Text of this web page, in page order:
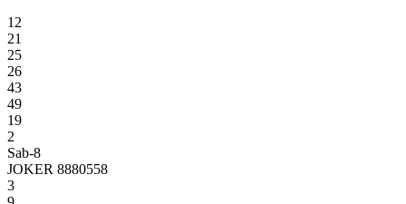
12
21
25
26
43
49
19
2
Sab-8
JOKER 8880558
3